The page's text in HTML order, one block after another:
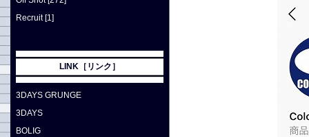
Recruit [1]
LINK［リンク］
3DAYS GRUNGE
3DAYS
BOLIG